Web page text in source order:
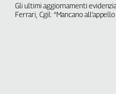
Gli ultimi aggiornamenti
Ferrari, Cgil: “Mancano